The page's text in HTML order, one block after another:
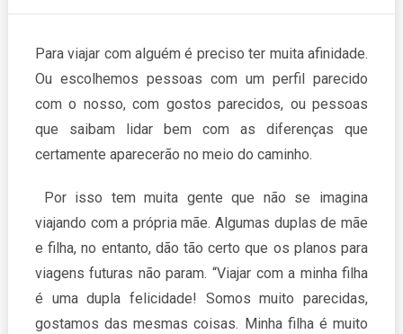
Para viajar com alguém é preciso ter muita afinidade.
Ou escolhemos pessoas com um perfil parecido
com o nosso, com gostos parecidos, ou pessoas
que saibam lidar bem com as diferenças que
certamente aparecerão no meio do caminho.
Por isso tem muita gente que não se imagina
viajando com a própria mãe. Algumas duplas de mãe
e filha, no entanto, dão tão certo que os planos para
viagens futuras não param. “Viajar com a minha filha
é uma dupla felicidade! Somos muito parecidas,
gostamos das mesmas coisas. Minha filha é muito